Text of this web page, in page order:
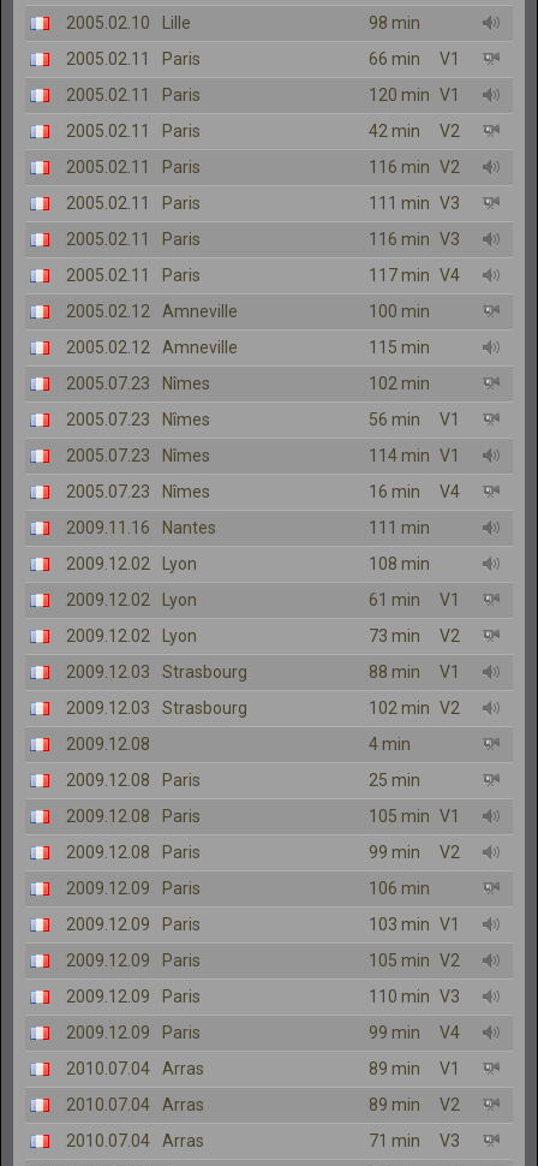
2005.02.10 Lille
98 min
2005.02.11
Paris 66 min
V1
2005.02.11
Paris 120 min V1
2005.02.11
Paris 42 min
V2
2005.02.11
Paris 116 min V2
2005.02.11
Paris 111 min V3
2005.02.11
Paris 116 min V3
2005.02.11
Paris 117 min V4
2005.02.12
Amneville
100 min
2005.02.12
Amneville
115 min
2005.07.23
Nîmes
102 min
2005.07.23
Nîmes 56 min
V1
2005.07.23
Nîmes 114 min V1
2005.07.23
Nîmes 16 min
V4
2009.11.16
Nantes
111 min
2009.12.02
Lyon
108 min
2009.12.02
Lyon 61 min
V1
2009.12.02
Lyon 73 min
V2
2009.12.03
Strasbourg 88 min
V1
2009.12.03
Strasbourg 102 min V2
2009.12.08
4 min
2009.12.08
Paris
25 min
2009.12.08
Paris 105 min V1
2009.12.08
Paris 99 min
V2
2009.12.09
Paris
106 min
2009.12.09
Paris 103 min V1
2009.12.09
Paris 105 min V2
2009.12.09
Paris 110 min V3
2009.12.09
Paris 99 min
V4
2010.07.04
Arras 89 min
V1
2010.07.04
Arras 89 min
V2
2010.07.04
Arras 71 min
V3